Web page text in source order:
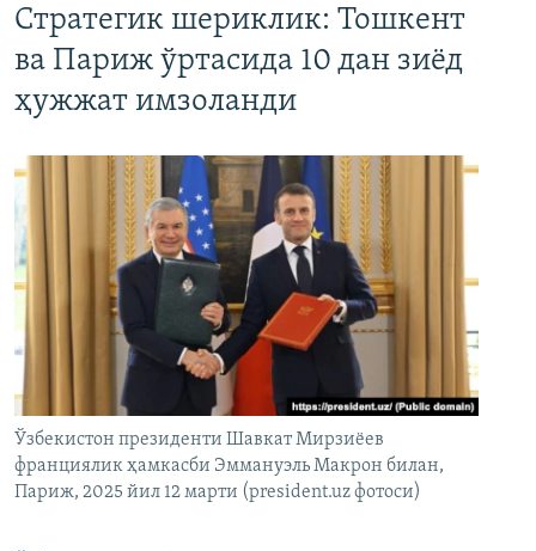
Стратегик шериклик: Тошкент
ва Париж ўртасида 10 дан зиёд
ҳужжат имзоланди
Ўзбекистон президенти Шавкат Мирзиёев
франциялик ҳамкасби Эммануэль Макрон билан,
Париж, 2025 йил 12 марти (president.uz фотоси)